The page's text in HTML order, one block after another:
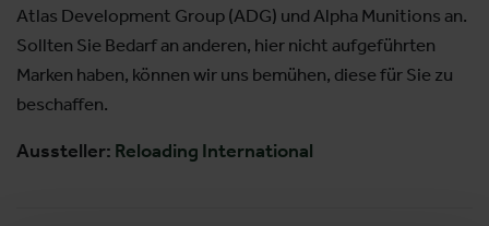
Atlas Development Group (ADG) und Alpha Munitions an.
Sollten Sie Bedarf an anderen, hier nicht aufgeführten
Marken haben, können wir uns bemühen, diese für Sie zu
beschaffen.
Aussteller: Reloading International